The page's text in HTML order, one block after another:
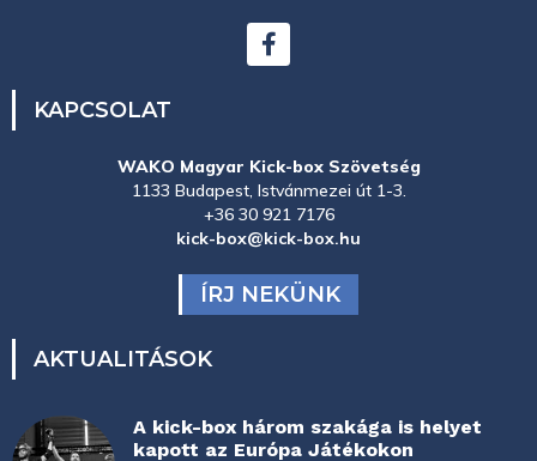
KAPCSOLAT
WAKO Magyar Kick-box Szövetség
1133 Budapest, Istvánmezei út 1-3.
+36 30 921 7176
kick-box@kick-box.hu
ÍRJ NEKÜNK
AKTUALITÁSOK
A kick-box három szakága is helyet
kapott az Európa Játékokon